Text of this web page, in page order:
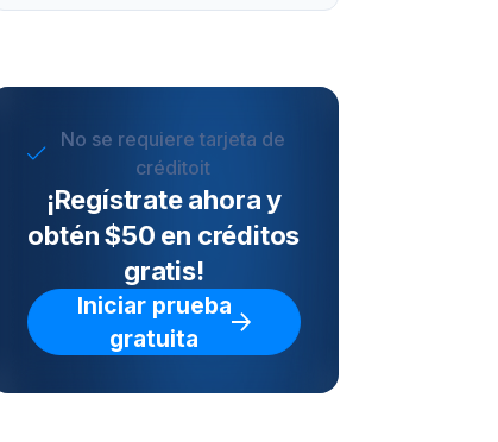
No se requiere tarjeta de
créditoit
¡Regístrate ahora y
obtén $50 en créditos
gratis!
Iniciar prueba
gratuita